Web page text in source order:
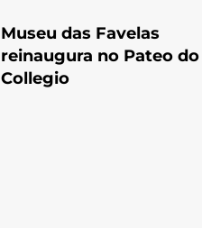
Museu das Favelas
reinaugura no Pateo do
Collegio